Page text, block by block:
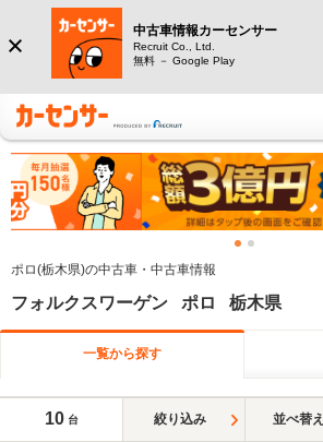
中古車情報カーセンサー
Recruit Co., Ltd.
無料 － Google Play
ポロ(栃木県)の中古車・中古車情報
フォルクスワーゲン ポロ 栃木県
一覧から探す
10 台 絞り込み 並べ替え